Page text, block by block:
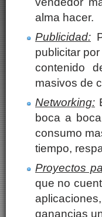
alma hacer.
Publicidad:
publicitar
contenido
masivos de
Networking:
boca a
consumo
tiempo,
Proyectos
que no
ganancias